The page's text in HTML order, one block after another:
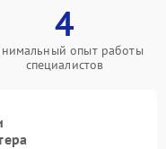
4
опыт работы
специалистов